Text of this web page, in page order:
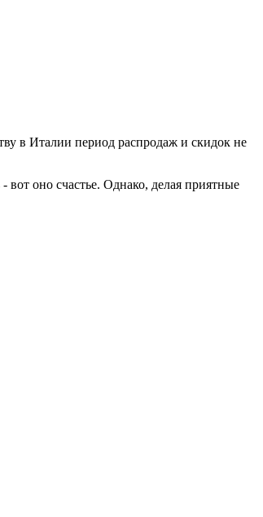
в Италии период распродаж и скидок не
вот оно счастье. Однако, делая приятные